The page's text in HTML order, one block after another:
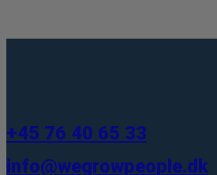
+45 76 40 65 33
info@wegrowpeople.dk